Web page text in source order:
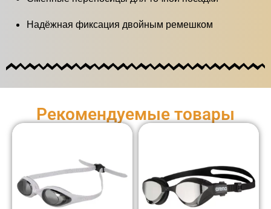
Надёжная фиксация двойным ремешком
Рекомендуемые товары